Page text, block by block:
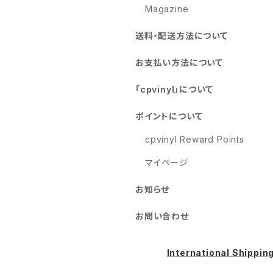
Magazine
送料・配送方法について
お支払い方法について
「cpvinyl」について
ポイントについて
cpvinyl Reward Points
マイページ
お知らせ
お問い合わせ
International